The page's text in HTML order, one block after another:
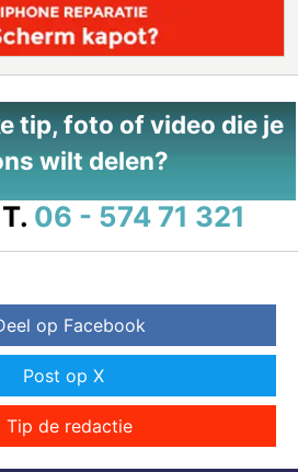
tip, foto of video die je
wilt delen?
T. 06 - 574 71 321
op Facebook
Post op X
Tip de redactie